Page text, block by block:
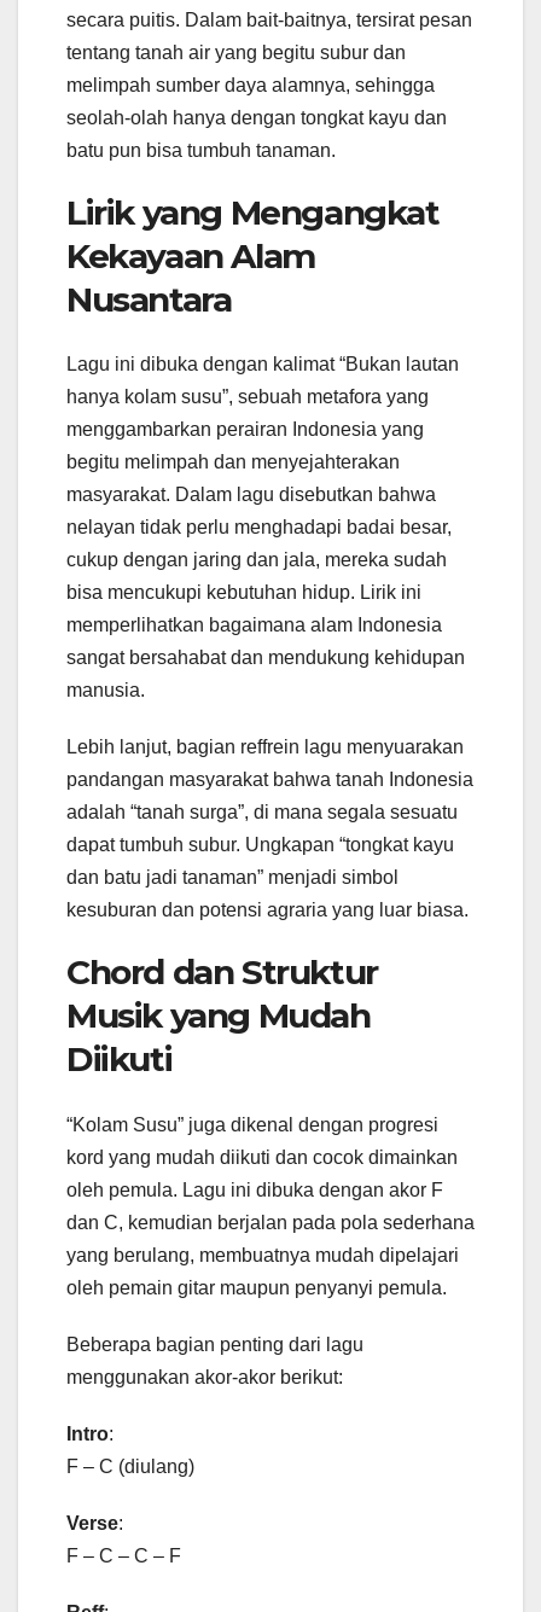
secara puitis. Dalam bait-baitnya, tersirat pesan
tentang tanah air yang begitu subur dan
melimpah sumber daya alamnya, sehingga
seolah-olah hanya dengan tongkat kayu dan
batu pun bisa tumbuh tanaman.
Lirik yang Mengangkat
Kekayaan Alam
Nusantara
Lagu ini dibuka dengan kalimat “Bukan lautan
hanya kolam susu”, sebuah metafora yang
menggambarkan perairan Indonesia yang
begitu melimpah dan menyejahterakan
masyarakat. Dalam lagu disebutkan bahwa
nelayan tidak perlu menghadapi badai besar,
cukup dengan jaring dan jala, mereka sudah
bisa mencukupi kebutuhan hidup. Lirik ini
memperlihatkan bagaimana alam Indonesia
sangat bersahabat dan mendukung kehidupan
manusia.
Lebih lanjut, bagian reffrein lagu menyuarakan
pandangan masyarakat bahwa tanah Indonesia
adalah “tanah surga”, di mana segala sesuatu
dapat tumbuh subur. Ungkapan “tongkat kayu
dan batu jadi tanaman” menjadi simbol
kesuburan dan potensi agraria yang luar biasa.
Chord dan Struktur
Musik yang Mudah
Diikuti
“Kolam Susu” juga dikenal dengan progresi
kord yang mudah diikuti dan cocok dimainkan
oleh pemula. Lagu ini dibuka dengan akor F
dan C, kemudian berjalan pada pola sederhana
yang berulang, membuatnya mudah dipelajari
oleh pemain gitar maupun penyanyi pemula.
Beberapa bagian penting dari lagu
menggunakan akor-akor berikut:
Intro:
F – C (diulang)
Verse:
F – C – C – F